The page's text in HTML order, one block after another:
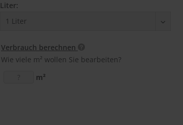
Liter:
Verbrauch berechnen
Wie viele m² wollen Sie bearbeiten?
m²